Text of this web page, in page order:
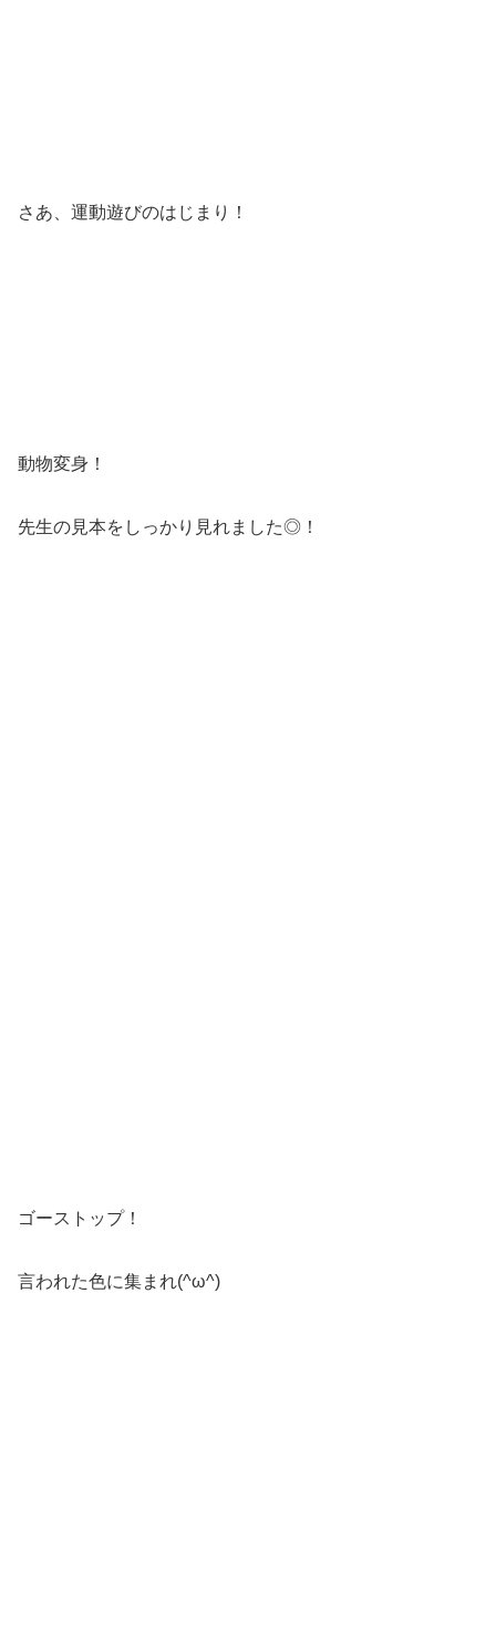
さあ、運動遊びのはじまり！
動物変身！
先生の見本をしっかり見れました◎！
ゴーストップ！
言われた色に集まれ(^ω^)